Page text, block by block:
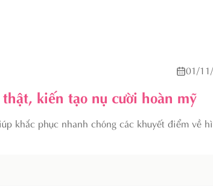
01/
kiến tạo nụ cười hoàn mỹ
khắc phục nhanh chóng các khuyết điểm về